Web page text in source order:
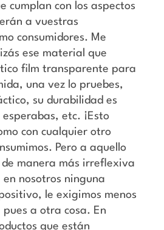
cumplan con los aspectos
a vuestras
consumidores. Me
ese material que
film transparente para
una vez lo pruebes,
su durabilidad es
etc. ¡Esto
con cualquier otro
Pero a aquello
de manera más irreflexiva
nosotros ninguna
le exigimos menos
a otra cosa. En
que están